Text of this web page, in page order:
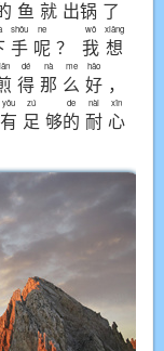
鱼 就 出锅 了
手
shǒu
呢
ne
？ 我
wǒ
想
xiǎng
得
dé
那
nà
么
me
好
hǎo
，
有
yǒu
足
zú
够的
de
耐
nài
心
xīn